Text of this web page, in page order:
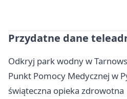
Przydatne dane
Odkryj park wodny w
Punkt Pomocy Medycznej w
świąteczna opieka zdrowotna